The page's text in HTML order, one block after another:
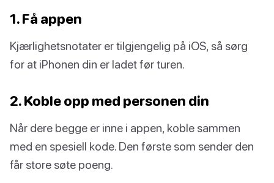
1. Få appen
Kjærlighetsnotater er tilgjengelig på iOS, så sørg
for at iPhonen din er ladet før turen.
2. Koble opp med personen din
Når dere begge er inne i appen, koble sammen
med en spesiell kode. Den første som sender den
får store søte poeng.